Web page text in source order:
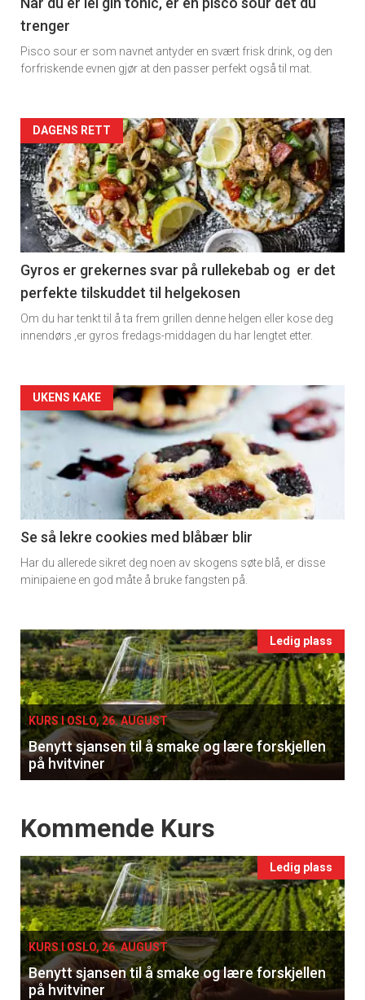
Dagens
rett
trenger
Pisco sour er som navnet antyder en svært frisk drink, og den
forfriskende evnen gjør at den passer perfekt også til mat.
Artikler
detail
-
section
11
Dagens
rett
DAGENS RETT
Gyros er grekernes svar på rullekebab og er det
perfekte tilskuddet til helgekosen
Om du har tenkt til å ta frem grillen denne helgen eller kose deg
innendørs ,er gyros fredags-middagen du har lengtet etter.
Artikler
detail
-
section
11
Ukens
UKENS KAKE
Se så lekre cookies med blåbær blir
Har du allerede sikret deg noen av skogens søte blå, er disse
minipaiene en god måte å bruke fangsten på.
Events
single
Ledig plass
KURS I OSLO, 26. AUGUST
Benytt sjansen til å smake og lære forskjellen
på hvitviner
Events
Kommende Kurs
Ledig plass
KURS I OSLO, 26. AUGUST
Benytt sjansen til å smake og lære forskjellen
på hvitviner